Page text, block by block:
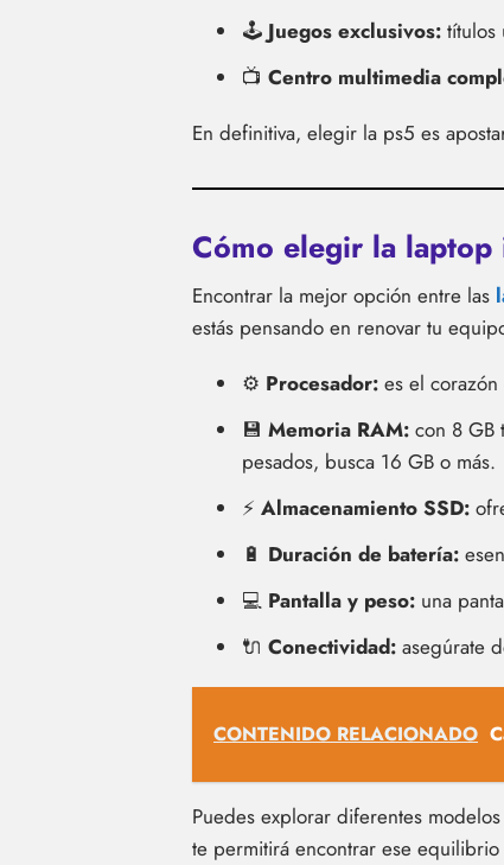
🕹️ Juegos exclusivos: títulos
📺 Centro multimedia
En definitiva, elegir la ps5 es
Cómo elegir la laptop
Encontrar la mejor opción entre las
estás pensando en renovar tu
⚙️ Procesador: es el
💾 Memoria RAM: con 8 GB
pesados, busca 16 GB o más.
⚡ Almacenamiento SSD:
🔋 Duración de batería:
💻 Pantalla y peso: una
🔌 Conectividad: asegúrate
CONTENIDO RELACIONADO
Puedes explorar diferentes
te permitirá encontrar ese